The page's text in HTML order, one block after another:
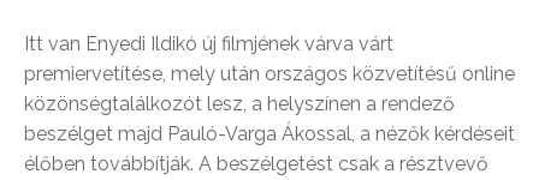
Itt van Enyedi Ildikó új filmjének várva várt
premiervetítése, mely után országos közvetítésű online
közönségtalálkozót lesz, a helyszínen a rendező
beszélget majd Pauló-Varga Ákossal, a nézők kérdéseit
élőben továbbítják. A beszélgetést csak a résztvevő